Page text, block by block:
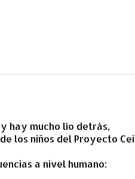
hay mucho lío detrás,
los niños del Proyecto
a nivel humano: